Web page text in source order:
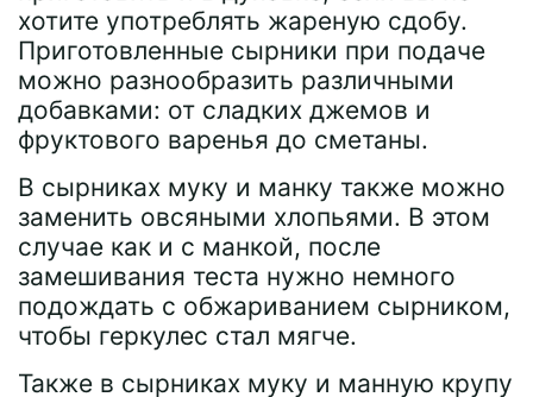
хотите употреблять жареную сдобу.
Приготовленные сырники при подаче
можно разнообразить различными
добавками: от сладких джемов и
фруктового варенья до сметаны.
В сырниках муку и манку также можно
заменить овсяными хлопьями. В этом
случае как и с манкой, после
замешивания теста нужно немного
подождать с обжариванием сырником,
чтобы геркулес стал мягче.
Также в сырниках муку и манную крупу